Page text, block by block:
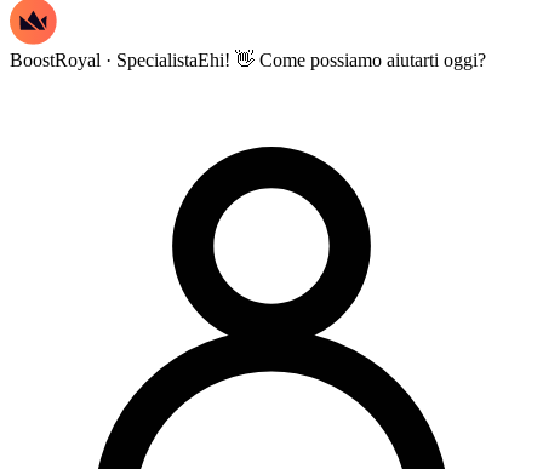
BoostRoyal · SpecialistaEhi! 👋 Come possiamo aiutarti oggi?